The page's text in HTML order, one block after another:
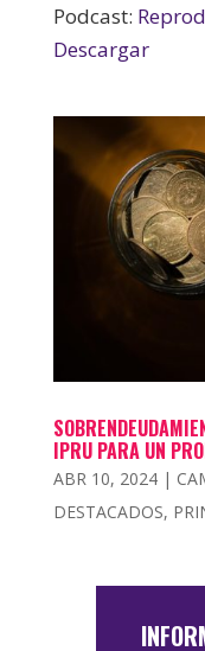
Podcast:
Descargar
IPRU PARA UN
ABR 10, 2024|
DESTACADOS,